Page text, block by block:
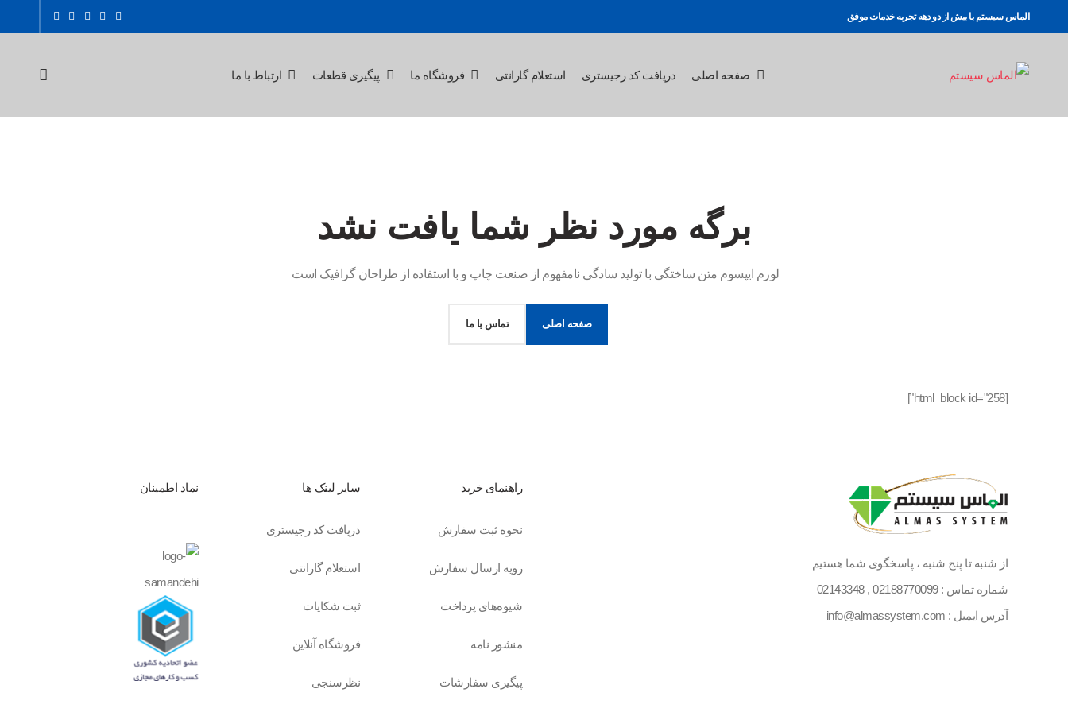
الماس سیستم با بیش از دو دهه تجربه خدمات موفق
صفحه اصلی دریافت کد رجیستری استعلام گارانتی فروشگاه ما پیگیری قطعات ارتباط با ما
برگه مورد نظر شما یافت نشد
لورم ایپسوم متن ساختگی با تولید سادگی نامفهوم از صنعت چاپ و با استفاده از طراحان گرافیک است
صفحه اصلی تماس با ما
[html_block id="258"]
از شنبه تا پنج شنبه ، پاسخگوی شما هستیم
شماره تماس :02188770099
,
02143348
آدرس ایمیل : info@almassystem.com
راهنمای خرید
نحوه ثبت سفارش
رویه ارسال سفارش
شیوه‌های پرداخت
منشور نامه
پیگیری سفارشات
سایر لینک ها
دریافت کد رجیستری
استعلام گارانتی
ثبت شکایات
فروشگاه آنلاین
نظرسنجی
نماد اطمینان